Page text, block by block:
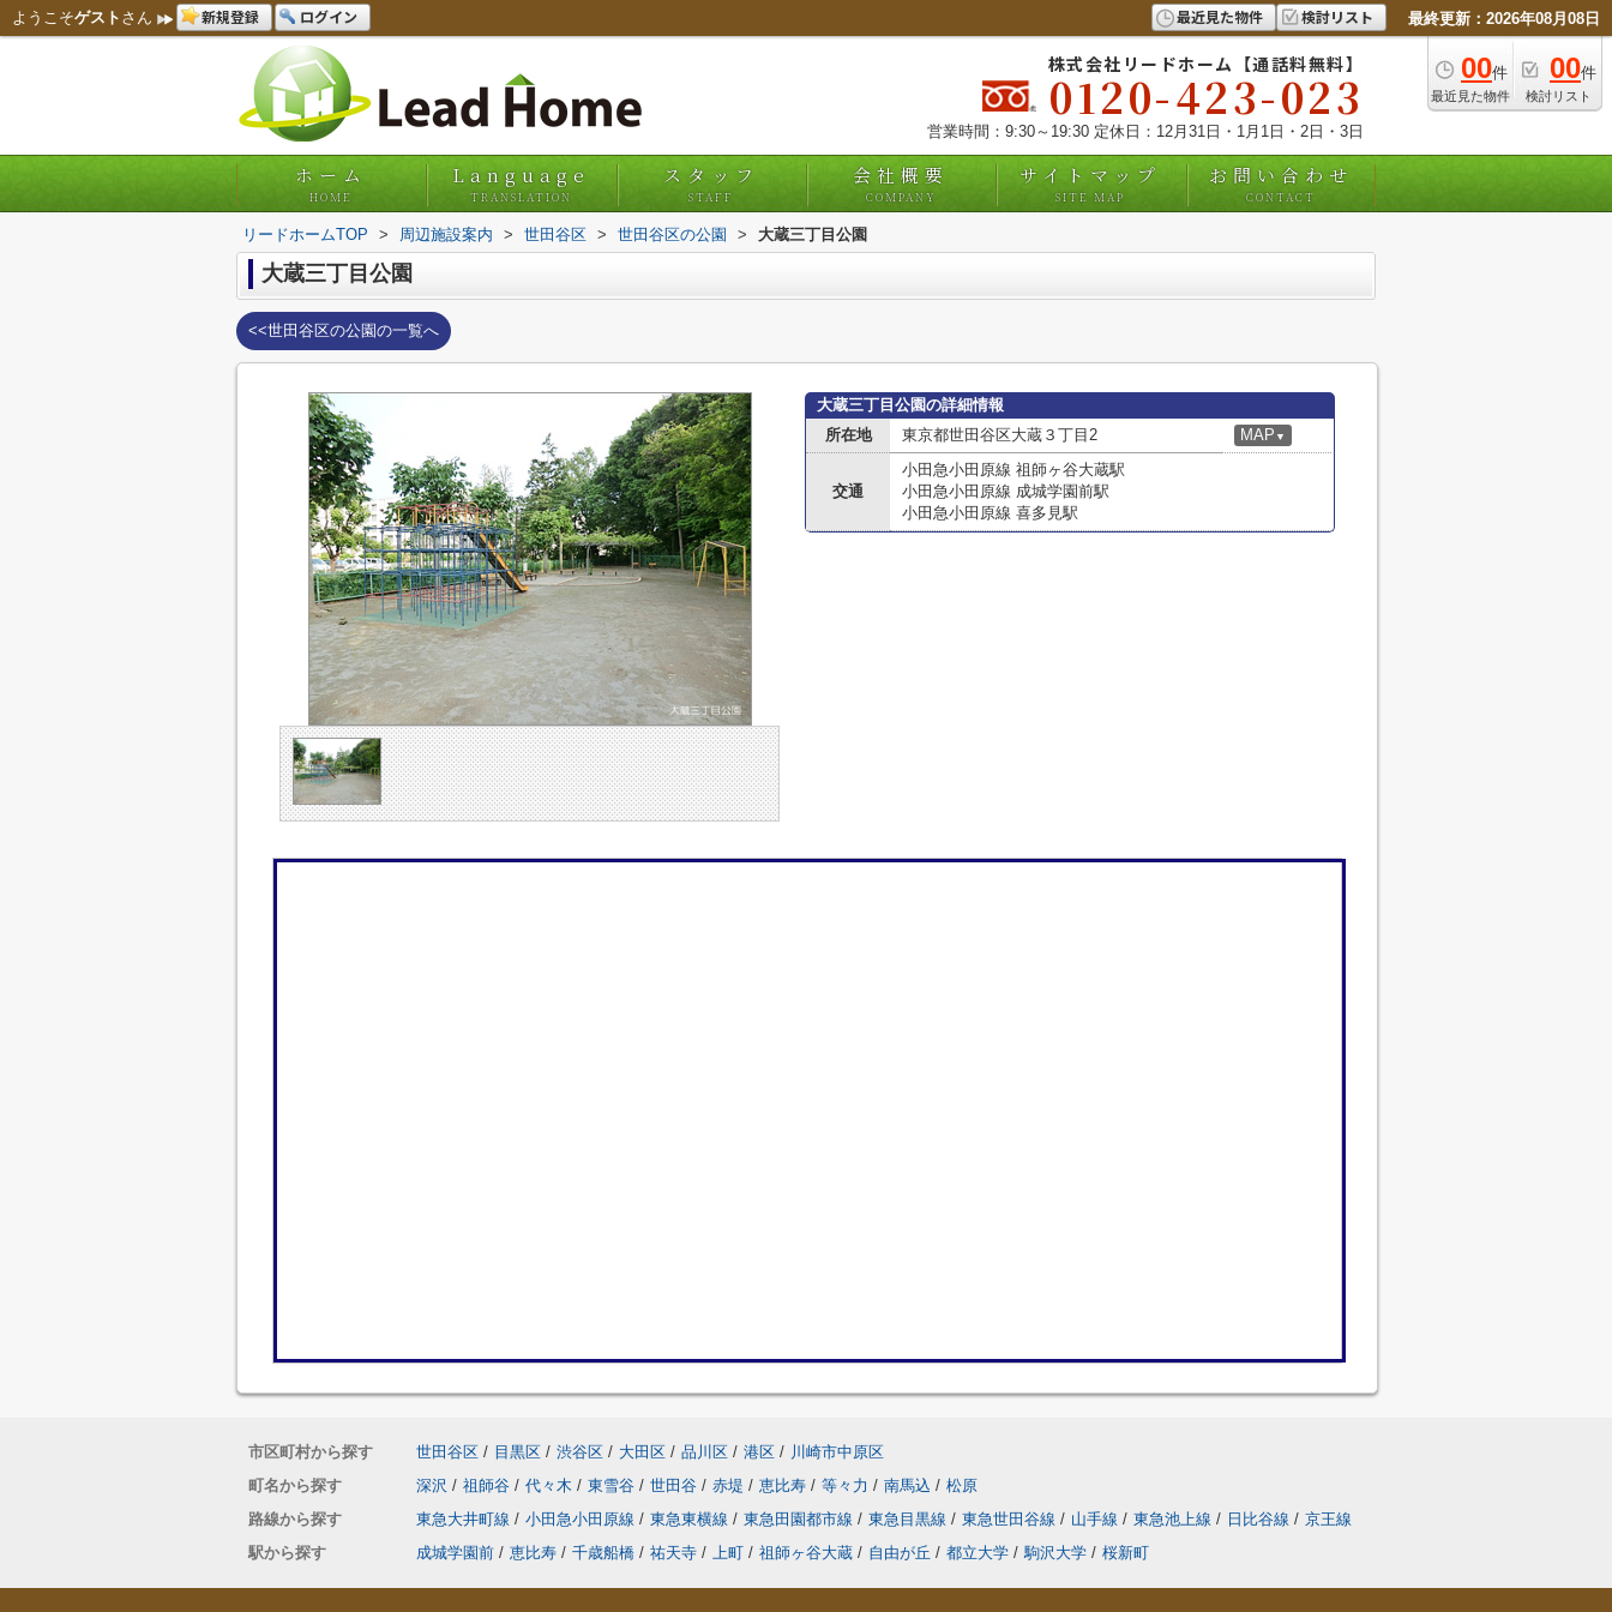
ようこそゲスト さん 新規登録 ログイン 最近見た物件 検討リスト 最終更新：2026年08月08日
00件
最近見た物件
00件
検討リスト
株式会社リードホーム【通話料無料】
0120-423-023
営業時間：9:30～19:30 定休日：12月31日・1月1日・2日・3日
ホーム
HOME
Language
TRANSLATION
スタッフ
STAFF
会社概要
COMPANY
サイトマップ
SITE MAP
お問い合わせ
CONTACT
リードホームTOP > 周辺施設案内 > 世田谷区 > 世田谷区の公園 > 大蔵三丁目公園
大蔵三丁目公園
<<世田谷区の公園の一覧へ
大蔵三丁目公園の詳細情報
所在地
東京都世田谷区大蔵３丁目2 MAP ▼
交通
小田急小田原線 祖師ヶ谷大蔵駅
小田急小田原線 成城学園前駅
小田急小田原線 喜多見駅
市区町村から探す 世田谷区 / 目黒区 / 渋谷区 / 大田区 / 品川区 / 港区 / 川崎市中原区
町名から探す
深沢 / 祖師谷 / 代々木 / 東雪谷 / 世田谷 / 赤堤 / 恵比寿 / 等々力 / 南馬込 / 松原
路線から探す
東急大井町線 / 小田急小田原線 / 東急東横線 / 東急田園都市線 / 東急目黒線 / 東急世田谷線 / 山手線 / 東急池上線 / 日比谷線 / 京王線
駅から探す
成城学園前 / 恵比寿 / 千歳船橋 / 祐天寺 / 上町 / 祖師ヶ谷大蔵 / 自由が丘 / 都立大学 / 駒沢大学 / 桜新町